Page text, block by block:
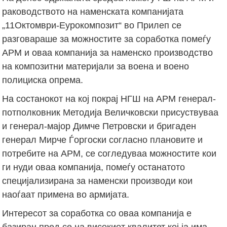
раководството на наменската компанијата
„11Октомври-Еурокомпозит“ во Прилеп се
разговараше за можностите за соработка помеѓу
АРМ и оваа компанија за наменско производство
на композитни материјали за воена и воено
полициска опрема.
На состанокот на кој покрај НГШ на АРМ генерал-
потполковник Методија Величковски присуствуваа
и генерал-мајор Димче Петровски и бригаден
генерал Мирче Ѓоргоски согласно плановите и
потребите на АРМ, се согледуваа можностите кои
ги нуди оваа компанија, помеѓу останатото
специјализирана за наменски производи кои
наоѓаат примена во армијата.
Интересот за соработка со оваа компанија е